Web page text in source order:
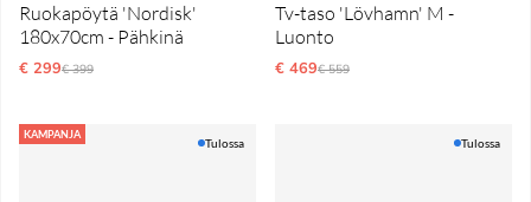
Ruokapöytä 'Nordisk'
180x70cm - Pähkinä
€ 299Normaali hinta
€ 399
Tv-taso 'Lövhamn' M -
Luonto
€ 469Normaali hinta
€ 559
KAMPANJA
Tulossa Tulossa